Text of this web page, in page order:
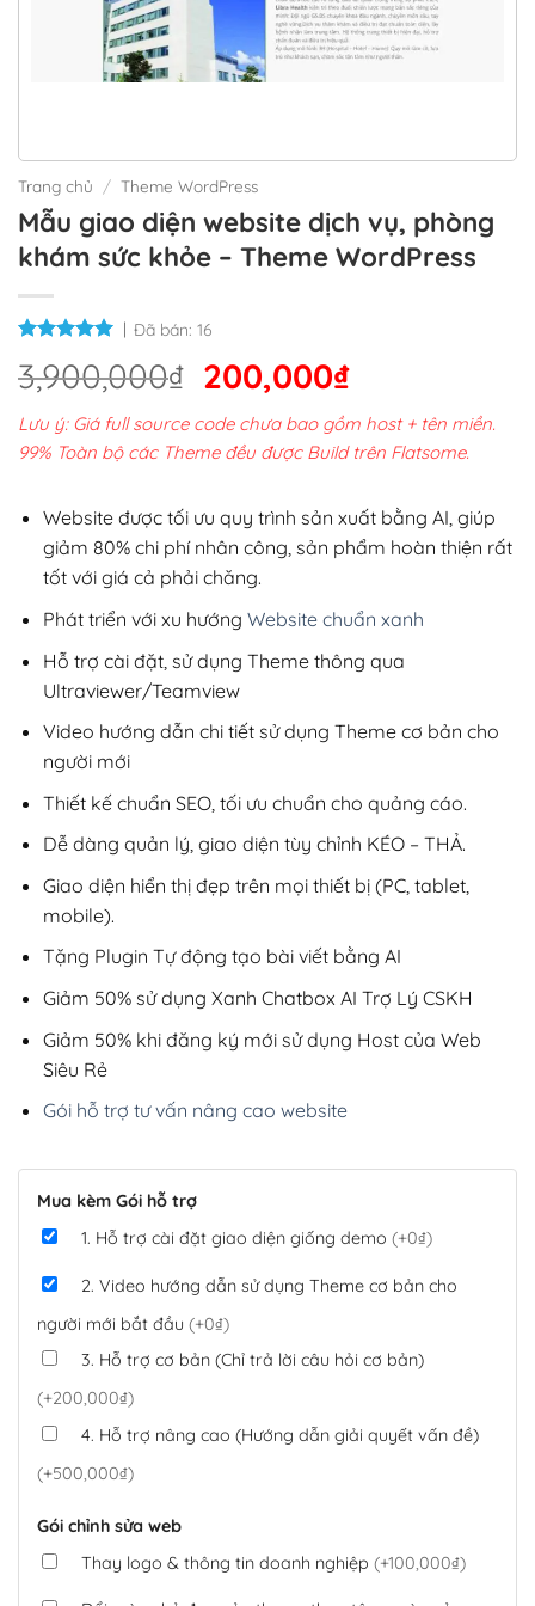
Trang chủ / Theme WordPress
Mẫu giao diện website dịch vụ, phòng
khám sức khỏe – Theme WordPress
Đã bán: 16
3,900,000₫ Giá
gốc
là:
3,900,000₫.
200,000₫Giá
hiện
tại
200,000₫.
Lưu ý: Giá full source code chưa bao gồm host + tên miền.
99% Toàn bộ các Theme đều được Build trên Flatsome.
Website được tối ưu quy trình sản xuất bằng AI, giúp
giảm 80% chi phí nhân công, sản phẩm hoàn thiện rất
tốt với giá cả phải chăng.
Phát triển với xu hướng Website chuẩn xanh
Hỗ trợ cài đặt, sử dụng Theme thông qua
Ultraviewer/Teamview
Video hướng dẫn chi tiết sử dụng Theme cơ bản cho
người mới
Thiết kế chuẩn SEO, tối ưu chuẩn cho quảng cáo.
Dễ dàng quản lý, giao diện tùy chỉnh KÉO – THẢ.
Giao diện hiển thị đẹp trên mọi thiết bị (PC, tablet,
mobile).
Tặng Plugin Tự động tạo bài viết bằng AI
Giảm 50% sử dụng Xanh Chatbox AI Trợ Lý CSKH
Giảm 50% khi đăng ký mới sử dụng Host của Web
Siêu Rẻ
Gói hỗ trợ tư vấn nâng cao website
Mua kèm Gói hỗ trợ
1. Hỗ trợ cài đặt giao diện giống demo (+0₫)
2. Video hướng dẫn sử dụng Theme cơ bản cho
người mới bắt đầu (+0₫)
3. Hỗ trợ cơ bản (Chỉ trả lời câu hỏi cơ bản)
(+200,000₫)
4. Hỗ trợ nâng cao (Hướng dẫn giải quyết vấn đề)
(+500,000₫)
Gói chỉnh sửa web
Thay logo & thông tin doanh nghiệp (+100,000₫)